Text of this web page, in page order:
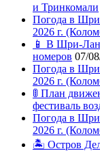
и Тринкомали
Погода в
2026 г.
📱 В Шри-
номеров 07/
Погода в
2026 г.
🚦 План
фестиваль
Погода в
2026 г.
🏝️ Остров